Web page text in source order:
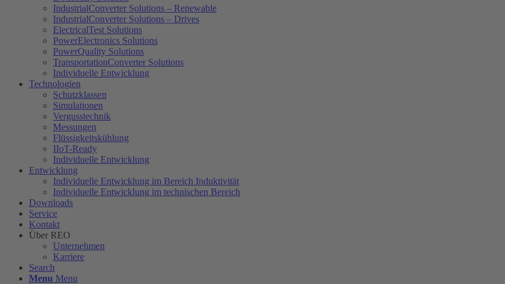
IndustrialConverter Solutions – Renewable
IndustrialConverter Solutions – Drives
ElectricalTest Solutions
PowerElectronics Solutions
PowerQuality Solutions
TransportationConverter Solutions
Individuelle Entwicklung
Technologien
Schutzklassen
Simulationen
Vergusstechnik
Messungen
Flüssigkeitskühlung
IIoT-Ready
Individuelle Entwicklung
Entwicklung
Individuelle Entwicklung im Bereich Induktivität
Individuelle Entwicklung im technischen Bereich
Downloads
Service
Kontakt
Über REO
Unternehmen
Karriere
Search
Menu Menu